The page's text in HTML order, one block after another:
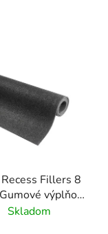
Fillers 8
výplňové
podložky
Skladom